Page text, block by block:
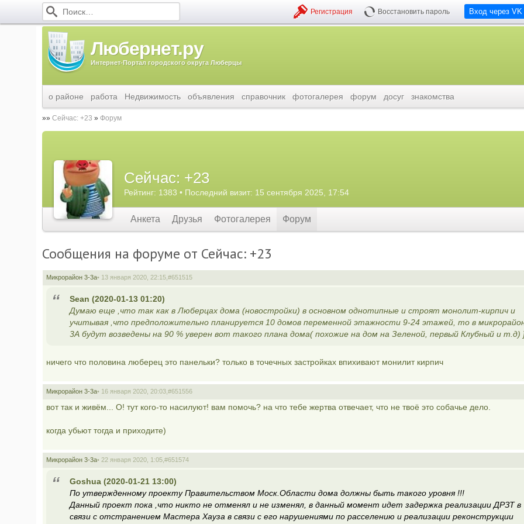
Вход через VK
Регистрация Восстановить пароль
Любернет.ру
Интернет-Портал городского округа Люберцы
о районе работа Недвижимость объявления справочник фотогалерея форум досуг знакомства
Сейчас: +23 Форум
Сейчас: +23
Рейтинг: 1383 • Последний визит: 15 сентября 2025, 17:54
Анкета Друзья Фотогалерея Форум
Сообщения на форуме от Сейчас: +23
Микрорайон 3-3а• 13 января 2020, 22:15, #651515
Sean (2020-01-13 01:20)
Думаю еще ,что так как в Люберцах дома (новостройки) в основном однотипные и строят монолит-кирпич и
учитывая ,что предположительно планируется 10 домов переменной этажности 9-24 этажей, то в
3А будут возведены на 90 % уверен вот такого плана дома( похожие на дом на Зеленой, первый Клубный и т.д)
ничего что половина люберец это панельки? только в точечных застройках впихивают монилит кирпич
Микрорайон 3-3а• 16 января 2020, 20:03, #651556
вот так и живём... О! тут кого-то насилуют! вам помочь? на что тебе жертва отвечает, что не твоё это собачье дело.
когда убьют тогда и приходите)
Микрорайон 3-3а• 22 января 2020, 1:05, #651574
Goshua (2020-01-21 13:00)
По утвержденному проекту Правительством Моск.Области дома должны быть такого уровня !!!
Данный проект пока ,что никто не отменял и не изменял, в данный момент идет задержка реализации ДРЗТ в
связи с отстранением Мастера Хауза в связи с его нарушениями по расселению и реализации реконструкции